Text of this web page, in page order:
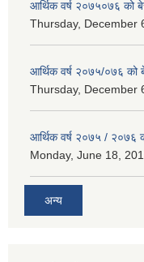
आर्थिक वर्ष २०७५०७६ को
Thursday, December
आर्थिक वर्ष २०७५/०७६ को
Thursday, December
आर्थिक वर्ष २०७५ / २०७६
Monday, June 18,
अन्य